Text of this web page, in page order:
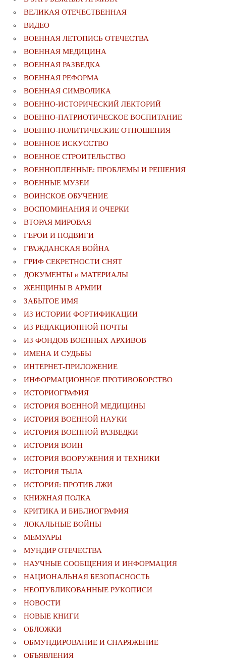
ВЕЛИКАЯ ОТЕЧЕСТВЕННАЯ
ВИДЕО
ВОЕННАЯ ЛЕТОПИСЬ ОТЕЧЕСТВА
ВОЕННАЯ МЕДИЦИНА
ВОЕННАЯ РАЗВЕДКА
ВОЕННАЯ РЕФОРМА
ВОЕННАЯ СИМВОЛИКА
ВОЕННО-ИСТОРИЧЕСКИЙ ЛЕКТОРИЙ
ВОЕННО-ПАТРИОТИЧЕСКОЕ ВОСПИТАНИЕ
ВОЕННО-ПОЛИТИЧЕСКИE ОТНОШЕНИЯ
ВОЕННОЕ ИСКУССТВО
ВОЕННОЕ СТРОИТЕЛЬСТВО
ВОЕННОПЛЕННЫЕ: ПРОБЛЕМЫ И РЕШЕНИЯ
ВОЕННЫЕ МУЗЕИ
ВОИНСКОЕ ОБУЧЕНИЕ
ВОСПОМИНАНИЯ И ОЧЕРКИ
ВТОРАЯ МИРОВАЯ
ГЕРОИ И ПОДВИГИ
ГРАЖДАНСКАЯ ВОЙНА
ГРИФ СЕКРЕТНОСТИ СНЯТ
ДОКУМЕНТЫ и МАТЕРИАЛЫ
ЖЕНЩИНЫ В АРМИИ
ЗАБЫТОЕ ИМЯ
ИЗ ИСТОРИИ ФОРТИФИКАЦИИ
ИЗ РЕДАКЦИОННОЙ ПОЧТЫ
ИЗ ФОНДОВ ВОЕННЫХ АРХИВОВ
ИМЕНА И СУДЬБЫ
ИНТЕРНЕТ-ПРИЛОЖЕНИЕ
ИНФОРМАЦИОННОЕ ПРОТИВОБОРСТВО
ИСТОРИОГРАФИЯ
ИСТОРИЯ ВОЕННОЙ МЕДИЦИНЫ
ИСТОРИЯ ВОЕННОЙ НАУКИ
ИСТОРИЯ ВОЕННОЙ РАЗВЕДКИ
ИСТОРИЯ ВОИН
ИСТОРИЯ ВООРУЖЕНИЯ И ТЕХНИКИ
ИСТОРИЯ ТЫЛА
ИСТОРИЯ: ПРОТИВ ЛЖИ
КНИЖНАЯ ПОЛКА
КРИТИКА И БИБЛИОГРАФИЯ
ЛОКАЛЬНЫЕ ВОЙНЫ
МЕМУАРЫ
МУНДИР ОТЕЧЕСТВА
НАУЧНЫЕ СООБЩЕНИЯ И ИНФОРМАЦИЯ
НАЦИОНАЛЬНАЯ БЕЗОПАСНОСТЬ
НЕОПУБЛИКОВАННЫЕ РУКОПИСИ
НОВОСТИ
НОВЫЕ КНИГИ
ОБЛОЖКИ
ОБМУНДИРОВАНИЕ И СНАРЯЖЕНИЕ
ОБЪЯВЛЕНИЯ